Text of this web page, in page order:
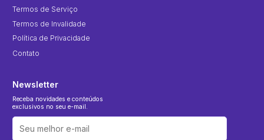
Termos de Serviço
Termos de Invalidade
Política de Privacidade
Contato
Newsletter
Receba novidades e conteúdos
exclusivos no seu e-mail.